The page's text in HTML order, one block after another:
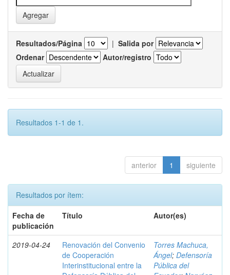
Resultados/Página | Salida por
Ordenar
Autor/registro
Resultados 1-1 de 1.
anterior 1 siguiente
Resultados por ítem:
Fecha de
publicación
Título Autor(es)
2019-04-24
Renovación del Convenio
de Cooperación
Interinstitucional entre la
Torres Machuca,
Ángel; Defensoría
Pública del